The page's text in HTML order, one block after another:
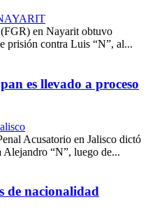
en Nayarit obtuvo
prisión contra Luis “N”, al...
es llevado a proceso
Acusatorio en Jalisco dictó
Alejandro “N”, luego de...
de nacionalidad